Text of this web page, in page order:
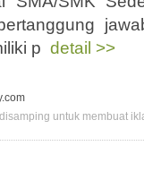
p detail >>
untuk membuat